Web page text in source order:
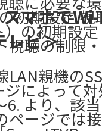
初期設定 視
の初期設
視聴の制限
マホで
レビ＞
親機の
によって
6. より、該
ページでは